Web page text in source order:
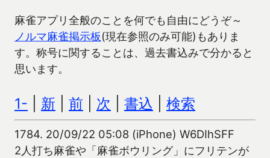
麻雀アプリ全般のことを何でも自由にどうぞ～
ノルマ麻雀掲示板(現在参照のみ可能)もありま
す。称号に関することは、過去書込みで分かると
思います。
1- 新 前 次 書込 検索
1784. 20/09/22 05:08 (iPhone) W6DIhSFF
2人打ち麻雀や「麻雀ボウリング」にフリテンが